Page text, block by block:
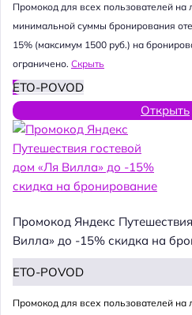
Промокод для всех пользователей на
минимальной суммы бронирования
15% (максимум 1500 руб.) на
ограничено. Скрыть
ETO-POVOD
Открыть
Промокод Яндекс
Вилла» до -15% скидка на
ETO-POVOD
Промокод для всех пользователей на